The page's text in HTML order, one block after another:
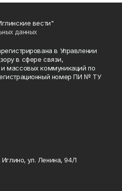
вести"
данных
в Управлении
в сфере связи,
массовых коммуникаций по
номер ПИ № ТУ
ул. Ленина, 94/1